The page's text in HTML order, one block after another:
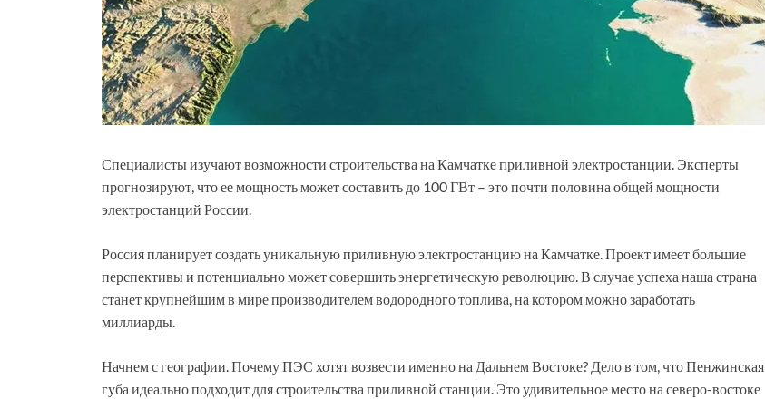
Специалисты изучают возможности строительства на Камчатке приливной электростанции. Эксперты
прогнозируют, что ее мощность может составить до 100 ГВт – это почти половина общей мощности
электростанций России.
Россия планирует создать уникальную приливную электростанцию на Камчатке. Проект имеет большие
перспективы и потенциально может совершить энергетическую революцию. В случае успеха наша страна
станет крупнейшим в мире производителем водородного топлива, на котором можно заработать
миллиарды.
Начнем с географии. Почему ПЭС хотят возвести именно на Дальнем Востоке? Дело в том, что Пенжинская
губа идеально подходит для строительства приливной станции. Это удивительное место на северо-востоке